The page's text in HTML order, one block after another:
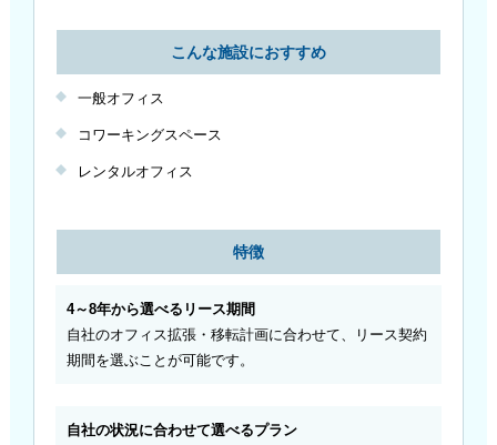
こんな施設におすすめ
一般オフィス
コワーキングスペース
レンタルオフィス
特徴
4～8年から選べるリース期間
自社のオフィス拡張・移転計画に合わせて、リース契約
期間を選ぶことが可能です。
自社の状況に合わせて選べるプラン